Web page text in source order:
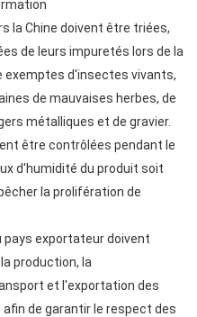
la Chine doivent être triées,
de leurs impuretés lors de la
exemptes d'insectes vivants,
de mauvaises herbes, de
métalliques et de gravier.
être contrôlées pendant le
d'humidité du produit soit
la prolifération de
exportateur doivent
production, la
et l'exportation des
afin de garantir le respect des